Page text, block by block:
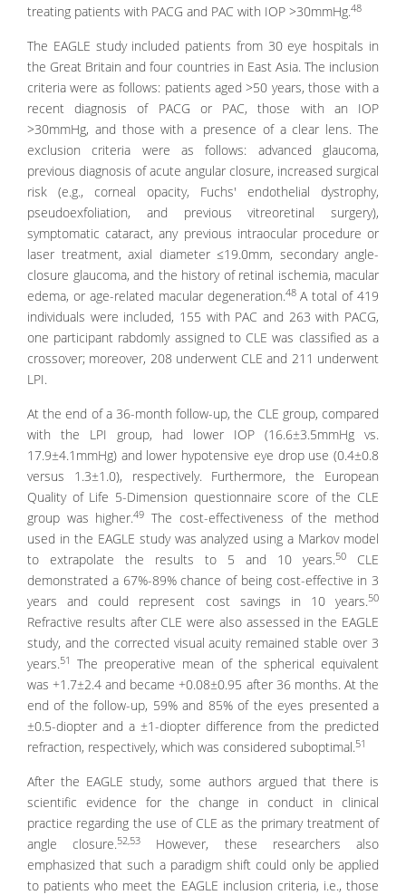
treating patients with PACG and PAC with IOP >30mmHg.48
The EAGLE study included patients from 30 eye hospitals in
the Great Britain and four countries in East Asia. The inclusion
criteria were as follows: patients aged >50 years, those with a
recent diagnosis of PACG or PAC, those with an IOP
>30mmHg, and those with a presence of a clear lens. The
exclusion criteria were as follows: advanced glaucoma,
previous diagnosis of acute angular closure, increased surgical
risk (e.g., corneal opacity, Fuchs' endothelial dystrophy,
pseudoexfoliation, and previous vitreoretinal surgery),
symptomatic cataract, any previous intraocular procedure or
laser treatment, axial diameter ≤19.0mm, secondary angle-
closure glaucoma, and the history of retinal ischemia, macular
edema, or age-related macular degeneration.48A total of 419
individuals were included, 155 with PAC and 263 with PACG,
one participant rabdomly assigned to CLE was classified as a
crossover; moreover, 208 underwent CLE and 211 underwent
LPI.
At the end of a 36-month follow-up, the CLE group, compared
with the LPI group, had lower IOP (16.6±3.5mmHg vs.
17.9±4.1mmHg) and lower hypotensive eye drop use (0.4±0.8
versus 1.3±1.0), respectively. Furthermore, the European
Quality of Life 5-Dimension questionnaire score of the CLE
group was higher.49 The cost-effectiveness of the method
used in the EAGLE study was analyzed using a Markov model
to extrapolate the results to 5 and 10 years.50
CLE
demonstrated a 67%-89% chance of being cost-effective in 3
years and could represent cost savings in 10 years.50
Refractive results after CLE were also assessed in the EAGLE
study, and the corrected visual acuity remained stable over 3
years.51
The preoperative mean of the spherical equivalent
was +1.7±2.4 and became +0.08±0.95 after 36 months. At the
end of the follow-up, 59% and 85% of the eyes presented a
±0.5-diopter and a ±1-diopter difference from the predicted
refraction, respectively, which was considered suboptimal.51
After the EAGLE study, some authors argued that there is
scientific evidence for the change in conduct in clinical
practice regarding the use of CLE as the primary treatment of
angle closure.52,53
However, these researchers also
emphasized that such a paradigm shift could only be applied
to patients who meet the EAGLE inclusion criteria, i.e., those